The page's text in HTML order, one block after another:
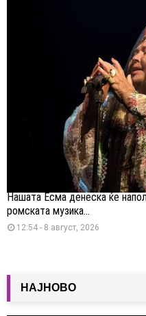
Нашата Есма денеска ќе
ромската музика...
12:54 - 8 август, 2026
НАЈНОВО